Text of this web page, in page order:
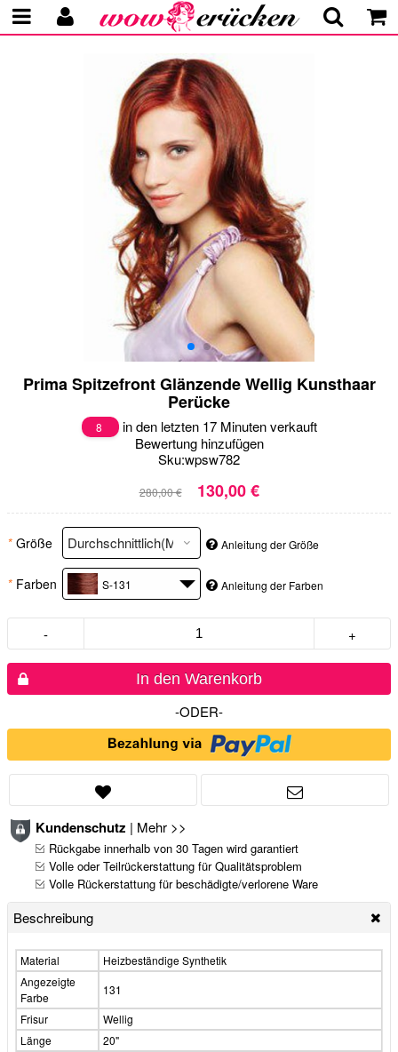
Prima Spitzefront Glänzende Wellig Kunsthaar
Perücke
8
in den letzten 17 Minuten verkauft
Bewertung hinzufügen
Sku:wpsw782
280,00 € 130,00 €
* Größe Anleitung der Größe
* Farben S-131 Anleitung der Farben
- +
In den Warenkorb
-ODER-
Kundenschutz | Mehr >>
Rückgabe innerhalb von 30 Tagen wird garantiert
Volle oder Teilrückerstattung für Qualitätsproblem
Volle Rückerstattung für beschädigte/verlorene Ware
Beschreibung
Material
Heizbeständige Synthetik
Angezeigte
Farbe
131
Frisur
Wellig
Länge
20"